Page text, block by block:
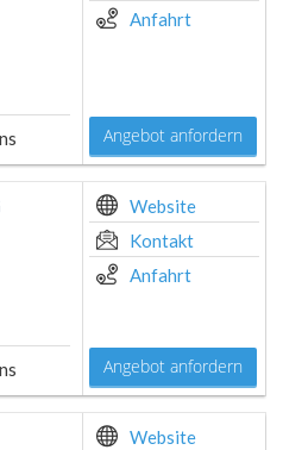
Anfahrt
Angebot anfordern
Website
Kontakt
Anfahrt
Angebot anfordern
Website